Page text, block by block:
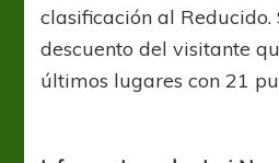
clasificación al
descuento del visitante
últimos lugares con 21